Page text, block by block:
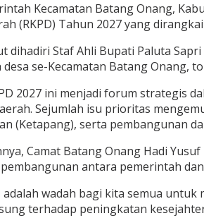
Kecamatan Batang Onang,
(RKPD) Tahun 2027 yang
dihadiri Staf Ahli Bupati Paluta
se-Kecamatan Batang Onang,
2027 ini menjadi forum strategis
Sejumlah isu prioritas
(Ketapang), serta pembangunan
Camat Batang Onang Hadi
antara pemerintah
wadah bagi kita semua
terhadap peningkatan